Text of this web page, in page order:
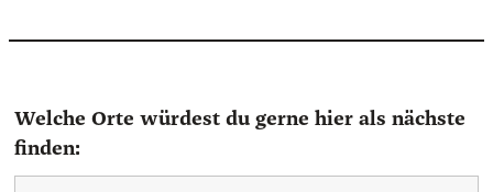
Welche Orte würdest du gerne hier als nächste
finden: